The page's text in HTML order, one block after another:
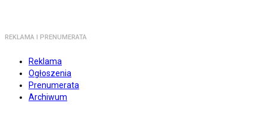
REKLAMA I PRENUMERATA
Reklama
Ogłoszenia
Prenumerata
Archiwum